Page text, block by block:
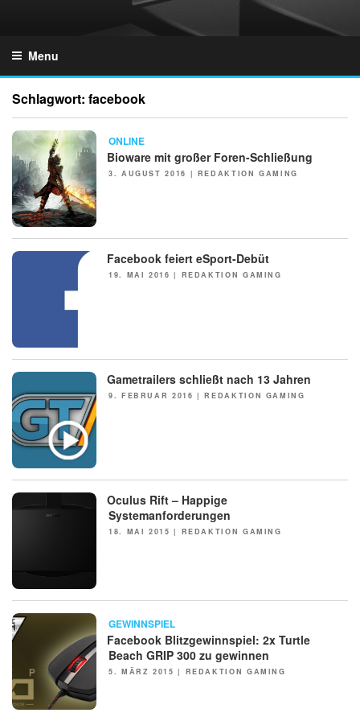
Menu
Schlagwort: facebook
NEWS ONLINE
Bioware mit großer Foren-Schließung
POSTED
3. AUGUST 2016 | REDAKTION GAMING
Facebook feiert eSport-Debüt
POSTED
19. MAI 2016 | REDAKTION GAMING
Gametrailers schließt nach 13 Jahren
POSTED
9. FEBRUAR 2016 |REDAKTION GAMING
Oculus Rift – Happige
Systemanforderungen
POSTED
18. MAI 2015 | REDAKTION GAMING
GEWINNSPIEL
Facebook Blitzgewinnspiel: 2x Turtle
Beach GRIP 300 zu gewinnen
POSTED
5. MÄRZ 2015 | REDAKTION GAMING